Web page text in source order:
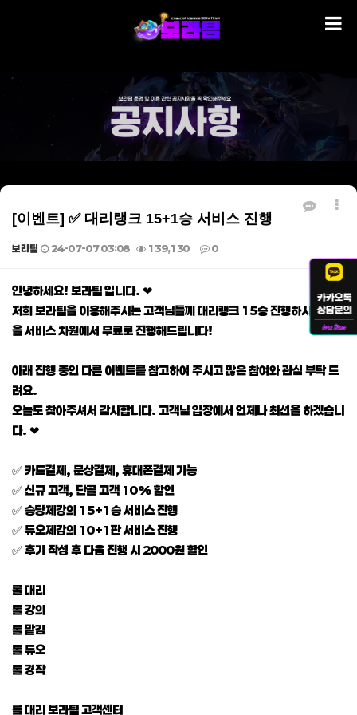
[이벤트] ✅ 대리랭크 15+1승 서비스 진행
보라팀 24-07-07 03:08 139,130 0
본문
안녕하세요! 보라팀 입니다. ❤
저희 보라팀을 이용해주시는 고객님들께 대리랭크 15승 진행하시면 1승
을 서비스 차원에서 무료로 진행해드립니다!
아래 진행 중인 다른 이벤트를 참고하여 주시고 많은 참여와 관심 부탁 드
려요.
오늘도 찾아주셔서 감사합니다. 고객님 입장에서 언제나 최선을 하겠습니
다. ❤
✅ 카드결제, 문상결제, 휴대폰결제 가능
✅ 신규 고객, 단골 고객 10% 할인
✅ 승당제강의 15+1승 서비스 진행
✅ 듀오제강의 10+1판 서비스 진행
✅ 후기 작성 후 다음 진행 시 2000원 할인
롤 대리
롤 강의
롤 맡김
롤 듀오
롤 경작
롤 대리 보라팀 고객센터